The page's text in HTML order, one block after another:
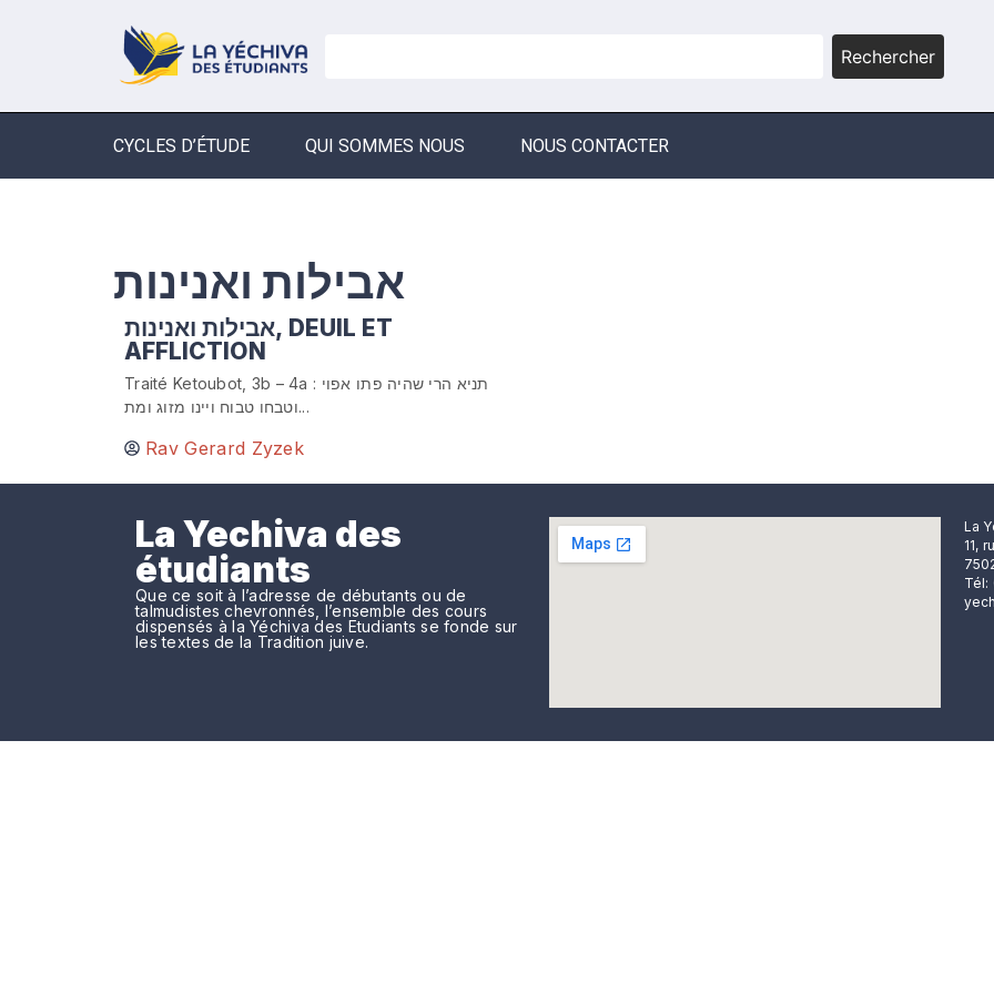
Rechercher
CYCLES D’ÉTUDE QUI SOMMES NOUS NOUS CONTACTER
אבילות ואנינות
אבילות ואנינות, DEUIL ET
AFFLICTION
Traité Ketoubot, 3b – 4a : תניא הרי שהיה פתו אפוי
וטבחו טבוח ויינו מזוג ומת...
Rav Gerard Zyzek
La Yechiva des
étudiants
Que ce soit à l’adresse de débutants ou de
talmudistes chevronnés, l’ensemble des cours
dispensés à la Yéchiva des Etudiants se fonde sur
les textes de la Tradition juive.
La
11,
Tél: